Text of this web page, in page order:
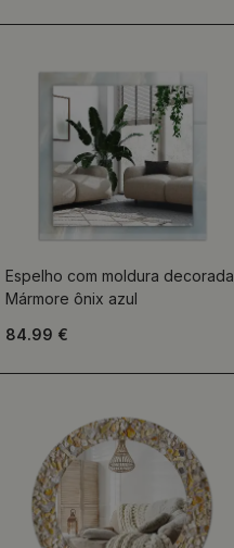
Espelho com moldura decorada
Mármore ônix azul
84.99 €